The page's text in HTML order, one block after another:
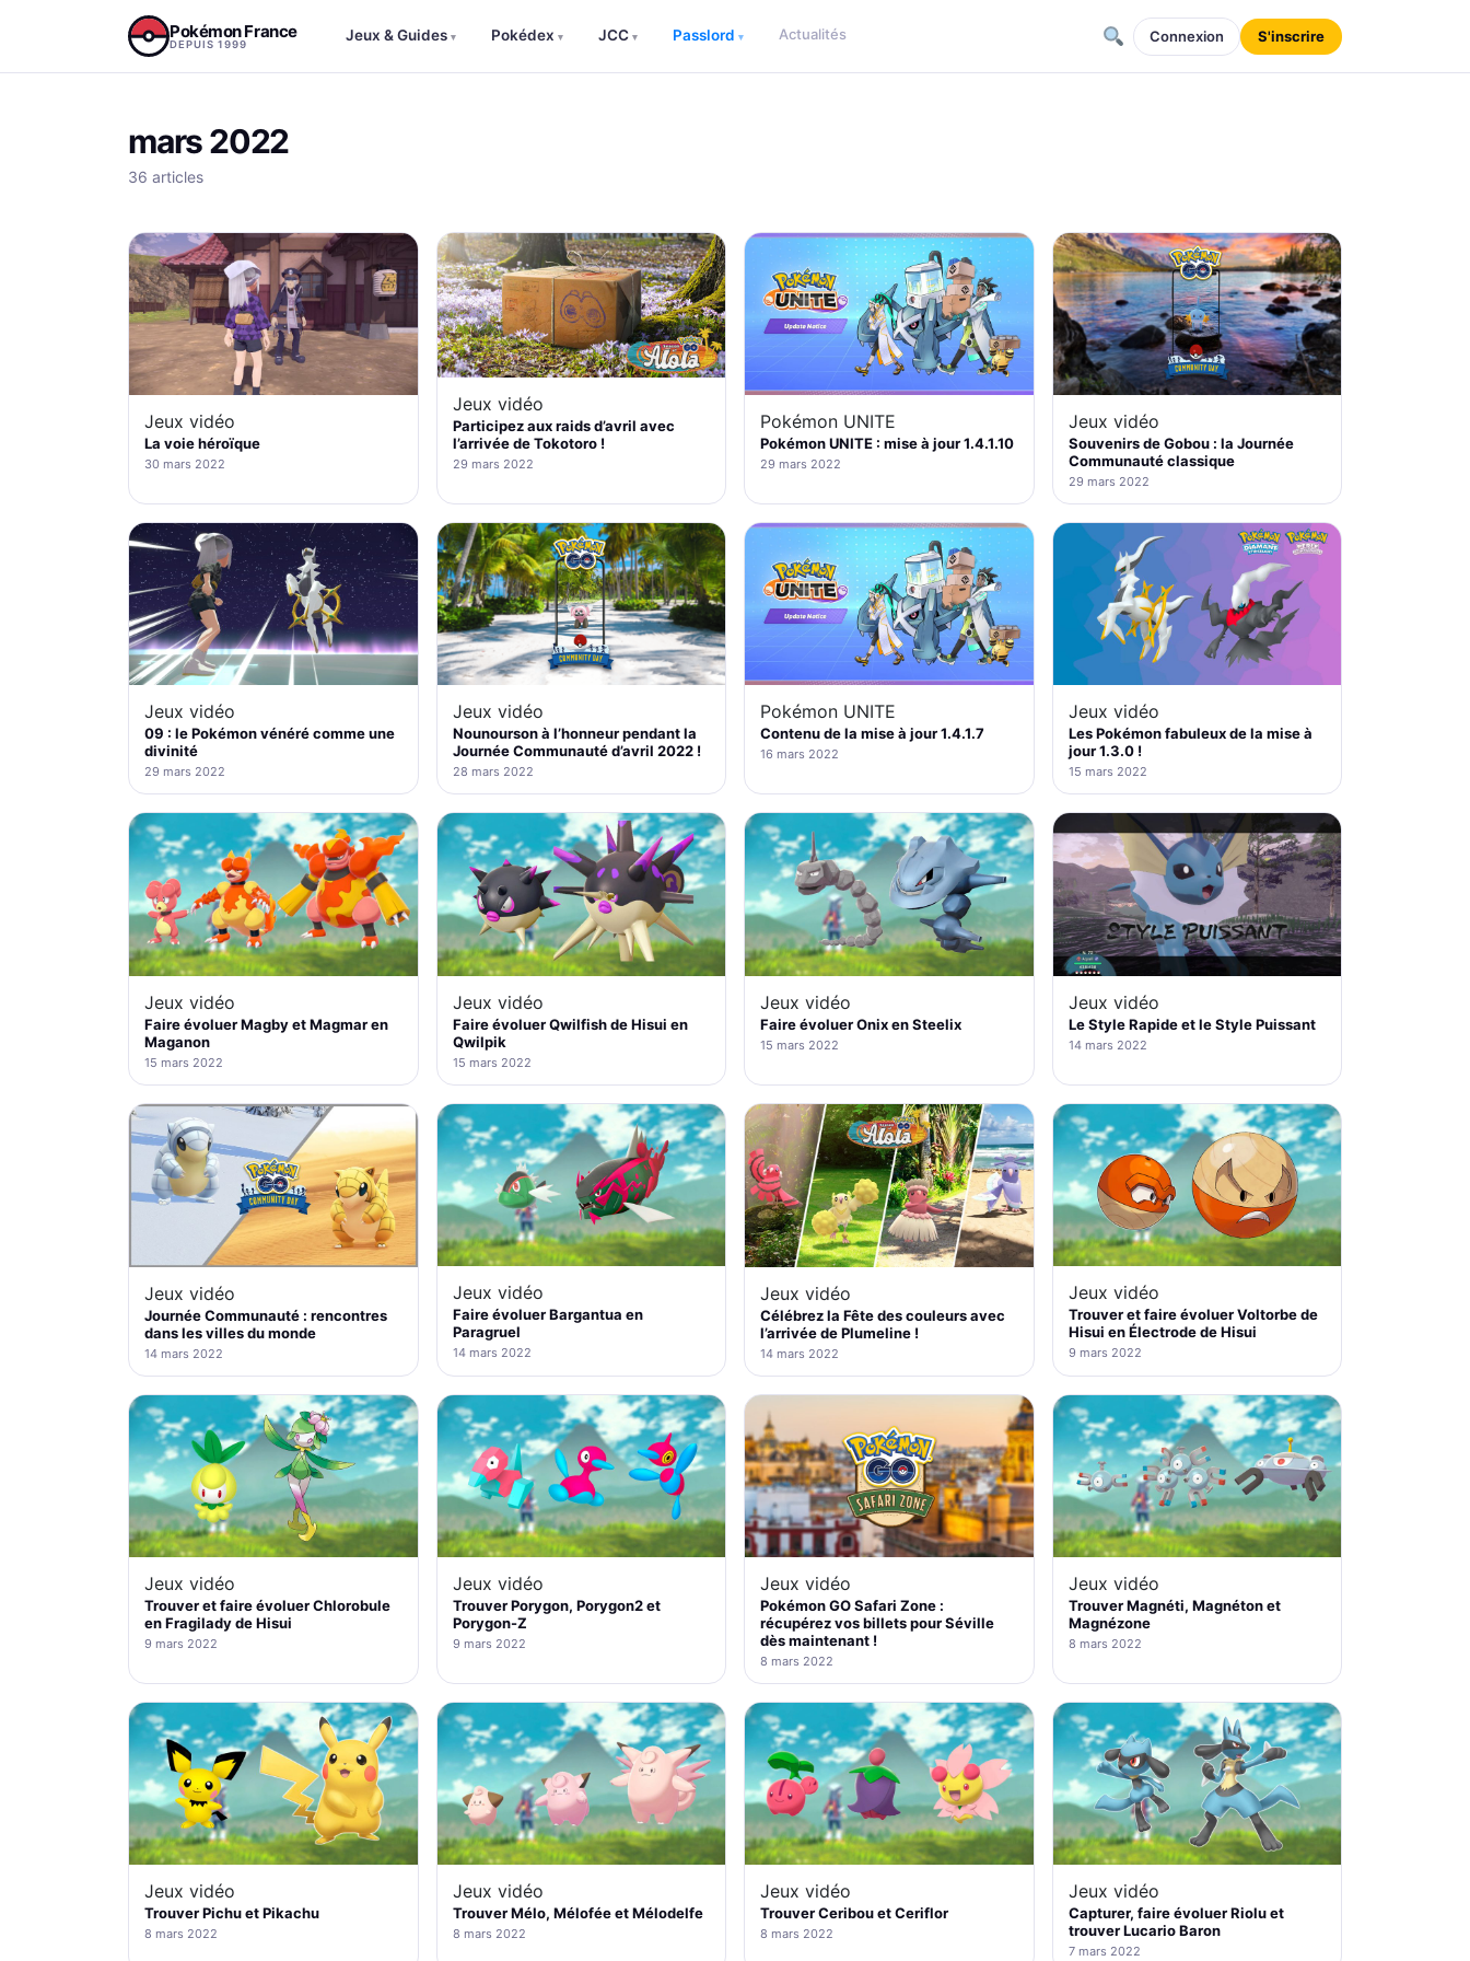
Pokémon France
DEPUIS 1999
Jeux & Guides ▾ Pokédex ▾ JCC ▾ Passlord ▾ Actualités Connexion S'inscrire
mars 2022
36 articles
Jeux vidéo
La voie héroïque
30 mars 2022
Jeux vidéo
Participez aux raids d’avril avec
l’arrivée de Tokotoro !
29 mars 2022
Pokémon UNITE
Pokémon UNITE : mise à jour 1.4.1.10
29 mars 2022
Jeux vidéo
Souvenirs de Gobou : la Journée
Communauté classique
29 mars 2022
Jeux vidéo
09 : le Pokémon vénéré comme une
divinité
29 mars 2022
Jeux vidéo
Nounourson à l’honneur pendant la
Journée Communauté d’avril 2022 !
28 mars 2022
Pokémon UNITE
Contenu de la mise à jour 1.4.1.7
16 mars 2022
Jeux vidéo
Les Pokémon fabuleux de la mise à
jour 1.3.0 !
15 mars 2022
Jeux vidéo
Faire évoluer Magby et Magmar en
Maganon
15 mars 2022
Jeux vidéo
Faire évoluer Qwilfish de Hisui en
Qwilpik
15 mars 2022
Jeux vidéo
Faire évoluer Onix en Steelix
15 mars 2022
Jeux vidéo
Le Style Rapide et le Style Puissant
14 mars 2022
Jeux vidéo
Journée Communauté : rencontres
dans les villes du monde
14 mars 2022
Jeux vidéo
Faire évoluer Bargantua en
Paragruel
14 mars 2022
Jeux vidéo
Célébrez la Fête des couleurs avec
l’arrivée de Plumeline !
14 mars 2022
Jeux vidéo
Trouver et faire évoluer Voltorbe de
Hisui en Électrode de Hisui
9 mars 2022
Jeux vidéo
Trouver et faire évoluer Chlorobule
en Fragilady de Hisui
9 mars 2022
Jeux vidéo
Trouver Porygon, Porygon2 et
Porygon-Z
9 mars 2022
Jeux vidéo
Pokémon GO Safari Zone :
récupérez vos billets pour Séville
dès maintenant !
8 mars 2022
Jeux vidéo
Trouver Magnéti, Magnéton et
Magnézone
8 mars 2022
Jeux vidéo
Trouver Pichu et Pikachu
8 mars 2022
Jeux vidéo
Trouver Mélo, Mélofée et Mélodelfe
8 mars 2022
Jeux vidéo
Trouver Ceribou et Ceriflor
8 mars 2022
Jeux vidéo
Capturer, faire évoluer Riolu et
trouver Lucario Baron
7 mars 2022